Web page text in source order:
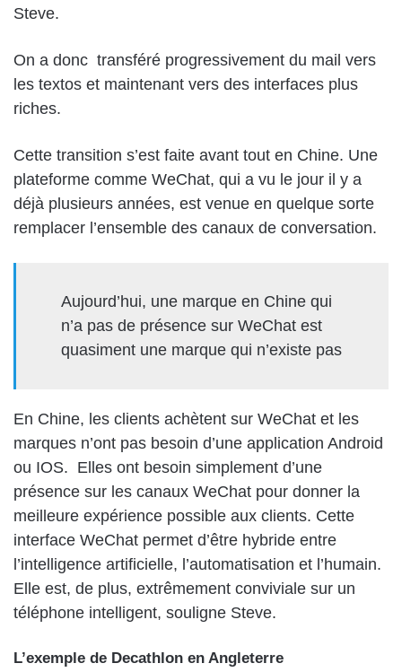
Steve.
On a donc transféré progressivement du mail vers
les textos et maintenant vers des interfaces plus
riches.
Cette transition s’est faite avant tout en Chine. Une
plateforme comme WeChat, qui a vu le jour il y a
déjà plusieurs années, est venue en quelque sorte
remplacer l’ensemble des canaux de conversation.
Aujourd’hui, une marque en Chine qui
n’a pas de présence sur WeChat est
quasiment une marque qui n’existe pas
En Chine, les clients achètent sur WeChat et les
marques n’ont pas besoin d’une application Android
ou IOS. Elles ont besoin simplement d’une
présence sur les canaux WeChat pour donner la
meilleure expérience possible aux clients. Cette
interface WeChat permet d’être hybride entre
l’intelligence artificielle, l’automatisation et l’humain.
Elle est, de plus, extrêmement conviviale sur un
téléphone intelligent, souligne Steve.
L’exemple de Decathlon en Angleterre